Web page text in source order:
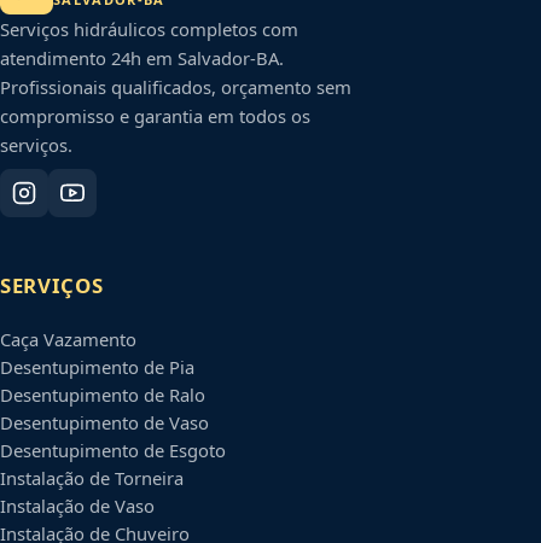
Serviços hidráulicos completos com
atendimento 24h em Salvador-BA.
Profissionais qualificados, orçamento sem
compromisso e garantia em todos os
serviços.
SERVIÇOS
Caça Vazamento
Desentupimento de Pia
Desentupimento de Ralo
Desentupimento de Vaso
Desentupimento de Esgoto
Instalação de Torneira
Instalação de Vaso
Instalação de Chuveiro